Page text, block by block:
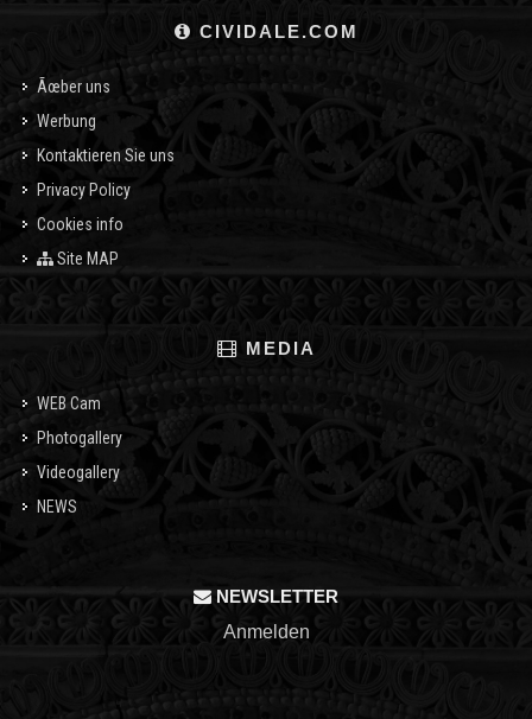
CIVIDALE.COM
Ãœber uns
Werbung
Kontaktieren Sie uns
Privacy Policy
Cookies info
Site MAP
MEDIA
WEB Cam
Photogallery
Videogallery
NEWS
NEWSLETTER
Anmelden